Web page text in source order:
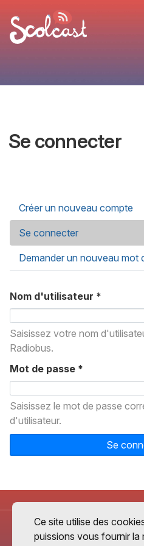
Se connecter
Onglets
Créer un nouveau compte
Se connecter
Demander un nouveau mot
Nom d'utilisateur *
Saisissez votre nom
Radiobus.
Mot de passe *
Saisissez le mot de passe
d'utilisateur.
Se
Ce site utilise des
puissions vous fournir la